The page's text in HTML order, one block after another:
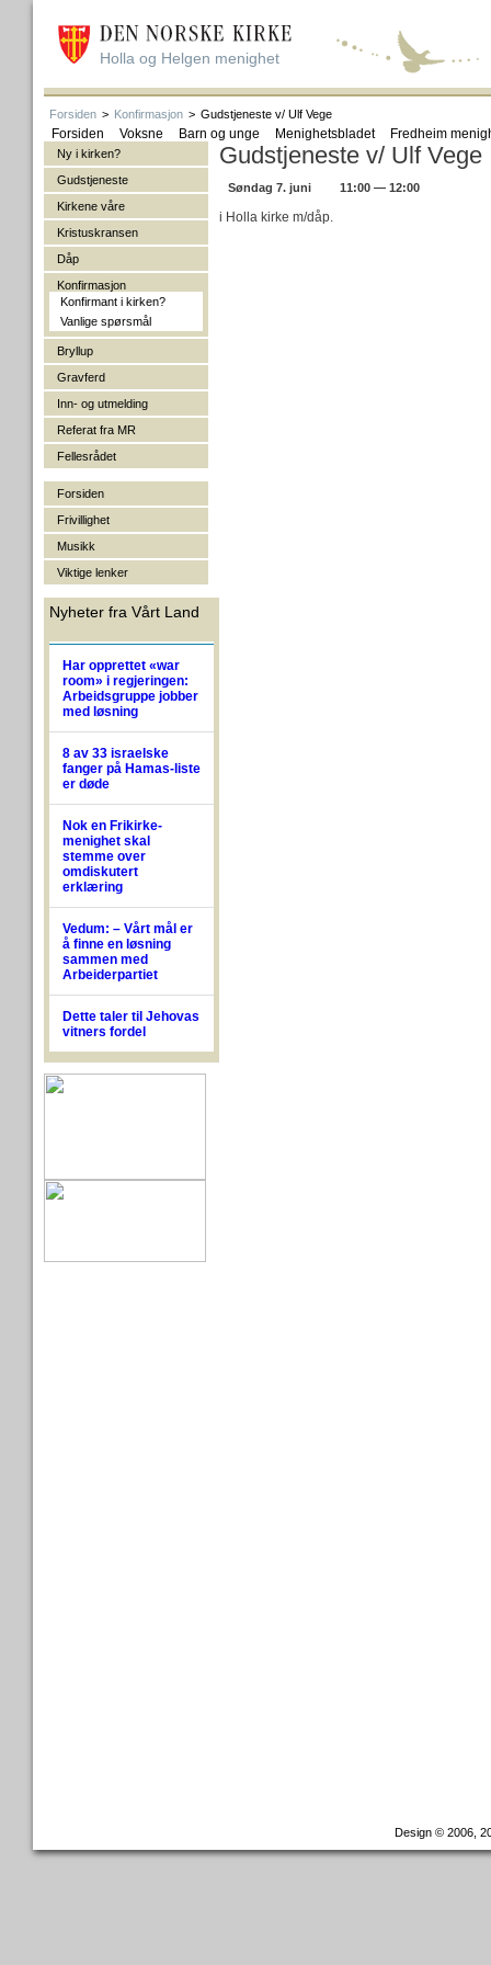
Holla og Helgen menighet
Forsiden > Konfirmasjon > Gudstjeneste v/ Ulf Vege
Forsiden Voksne Barn og unge Menighetsbladet Fredheim
Ny i kirken?
Gudstjeneste
Kirkene våre
Kristuskransen
Dåp
Konfirmasjon
Konfirmant i kirken?
Vanlige spørsmål
Bryllup
Gravferd
Inn- og utmelding
Referat fra MR
Fellesrådet
Forsiden
Frivillighet
Musikk
Viktige lenker
Nyheter fra Vårt Land
Har opprettet «war
room» i regjeringen:
Arbeidsgruppe jobber
med løsning
8 av 33 israelske
fanger på Hamas-liste
er døde
Nok en Frikirke-
menighet skal
stemme over
omdiskutert
erklæring
Vedum: – Vårt mål er
å finne en løsning
sammen med
Arbeiderpartiet
Dette taler til Jehovas
vitners fordel
Gudstjeneste v/ Ulf Vege
Søndag 7. juni 11:00 — 12:00
i Holla kirke m/dåp.
Design © 2006,